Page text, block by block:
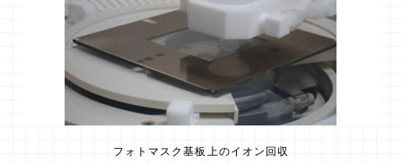
フォトマスク基板上のイオン回収